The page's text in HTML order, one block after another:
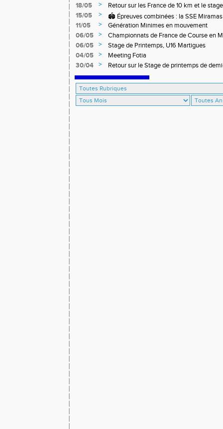
18/05
>
Retour sur les France de 10 km et le
off-road à Briançon
15/05 >
🏟️ Épreuves combinées : la SSE
11/05
>
Génération Minimes en mouvement
06/05
>
Championnats de France de Course en
06/05
>
Stage de Printemps, U16 Martigues
04/05
>
Meeting Fotia
30/04
> R‌etour sur le Stage de printemps de